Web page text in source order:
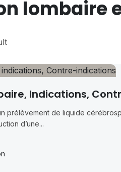
lombaire
Indications,
prélèvement de liquide
d’une...